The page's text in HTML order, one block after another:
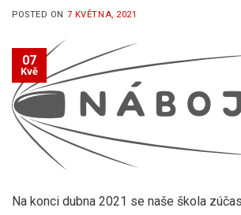
POSTED ON 7 KVĚTNA, 2021
07
Kvě
Na konci dubna 2021 se naše škola